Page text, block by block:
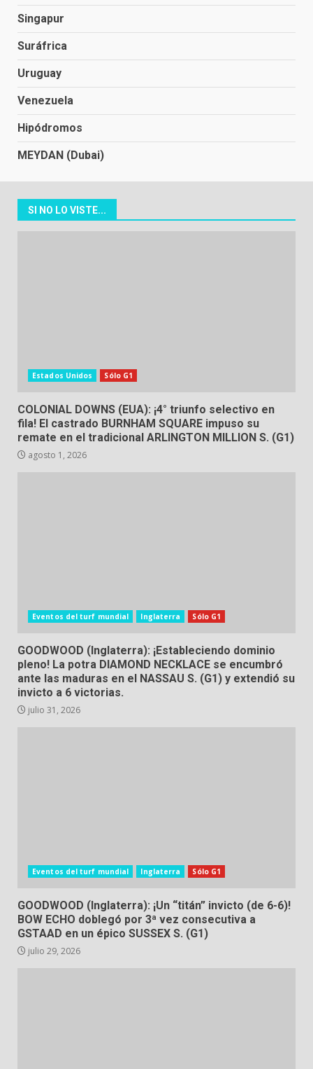
Singapur
Suráfrica
Uruguay
Venezuela
Hipódromos
MEYDAN (Dubai)
SI NO LO VISTE...
Estados Unidos Sólo G1
COLONIAL DOWNS (EUA): ¡4° triunfo selectivo en
fila! El castrado BURNHAM SQUARE impuso su
remate en el tradicional ARLINGTON MILLION S. (G1)
agosto 1, 2026
Eventos del turf mundial Inglaterra Sólo G1
GOODWOOD (Inglaterra): ¡Estableciendo dominio
pleno! La potra DIAMOND NECKLACE se encumbró
ante las maduras en el NASSAU S. (G1) y extendió su
invicto a 6 victorias.
julio 31, 2026
Eventos del turf mundial Inglaterra Sólo G1
GOODWOOD (Inglaterra): ¡Un “titán” invicto (de 6-6)!
BOW ECHO doblegó por 3ª vez consecutiva a
GSTAAD en un épico SUSSEX S. (G1)
julio 29, 2026